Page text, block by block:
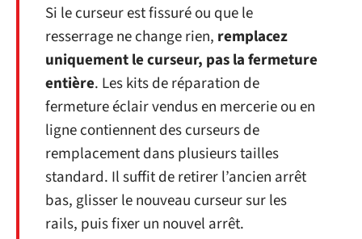
Si le curseur est fissuré ou que le
resserrage ne change rien, remplacez
uniquement le curseur, pas la fermeture
entière. Les kits de réparation de
fermeture éclair vendus en mercerie ou en
ligne contiennent des curseurs de
remplacement dans plusieurs tailles
standard. Il suffit de retirer l’ancien arrêt
bas, glisser le nouveau curseur sur les
rails, puis fixer un nouvel arrêt.